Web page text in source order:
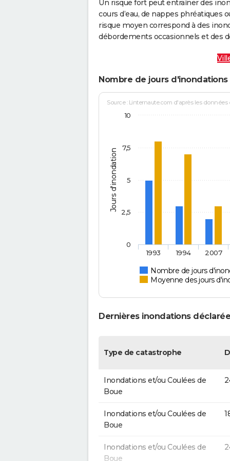
Un risque fort peut entraîner des
cours d’eau, de nappes phréatiques
risque moyen correspond à des
débordements occasionnels et des
Nombre de jours
Jours d'inondation
Source : Linternaute.com d'après les données
Nombre de jours
Moyenne des jours
1993 1994 2007
0
2,5
5
7,5
10
Dernières inondations
Type de catastrophe
Inondations et/ou Coulées de
Boue
Inondations et/ou Coulées de
Boue
Inondations et/ou Coulées de
Boue